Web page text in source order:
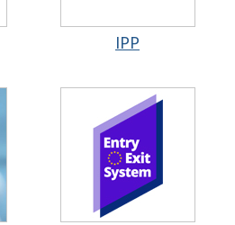
IPP